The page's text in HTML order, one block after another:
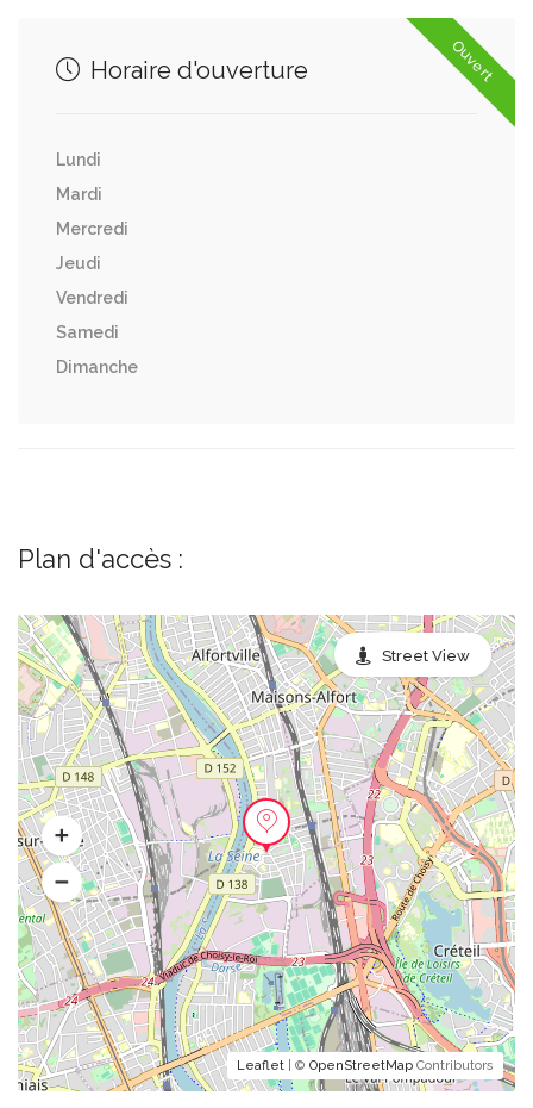
Ouvert
Horaire d'ouverture
Lundi
Mardi
Mercredi
Jeudi
Vendredi
Samedi
Dimanche
Plan d'accès :
Leaflet | © OpenStreetMap Contributors
Street View